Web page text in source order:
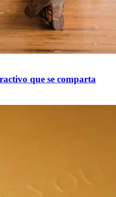
que se comparta